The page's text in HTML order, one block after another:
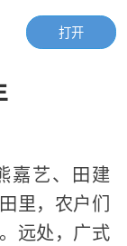
嘉艺、田建
里，农户们
远处，广式
打开